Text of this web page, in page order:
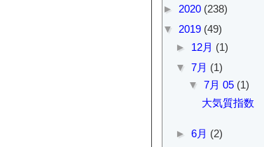
► 2020 (238)
▼ 2019 (49)
► 12月 (1)
▼ 7月 (1)
▼ 7月 05 (1)
大気質指数
► 6月 (2)